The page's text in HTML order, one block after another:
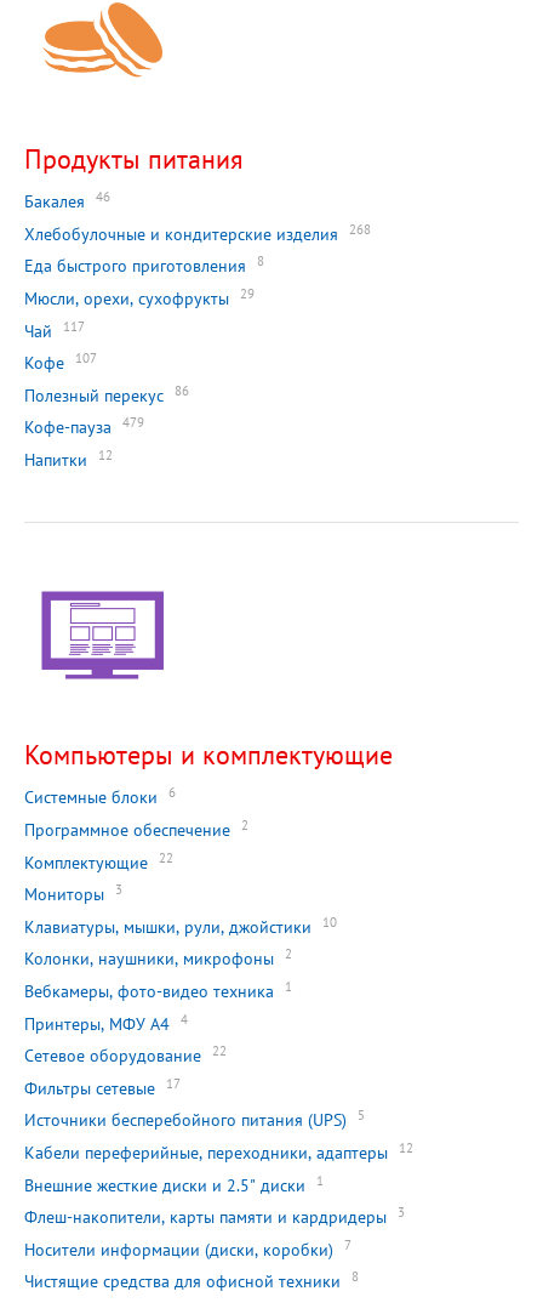
Продукты питания
Бакалея 46
Хлебобулочные и кондитерские изделия 268
Еда быстрого приготовления 8
Мюсли, орехи, сухофрукты 29
Чай 117
Кофе 107
Полезный перекус 86
Кофе-пауза 479
Напитки 12
Компьютеры и комплектующие
Системные блоки 6
Программное обеспечение 2
Комплектующие 22
Мониторы 3
Клавиатуры, мышки, рули, джойстики 10
Колонки, наушники, микрофоны 2
Вебкамеры, фото-видео техника 1
Принтеры, МФУ А4 4
Сетевое оборудование 22
Фильтры сетевые 17
Источники бесперебойного питания (UPS) 5
Кабели переферийные, переходники, адаптеры 12
Внешние жесткие диски и 2.5" диски 1
Флеш-накопители, карты памяти и кардридеры 3
Носители информации (диски, коробки) 7
Чистящие средства для офисной техники 8